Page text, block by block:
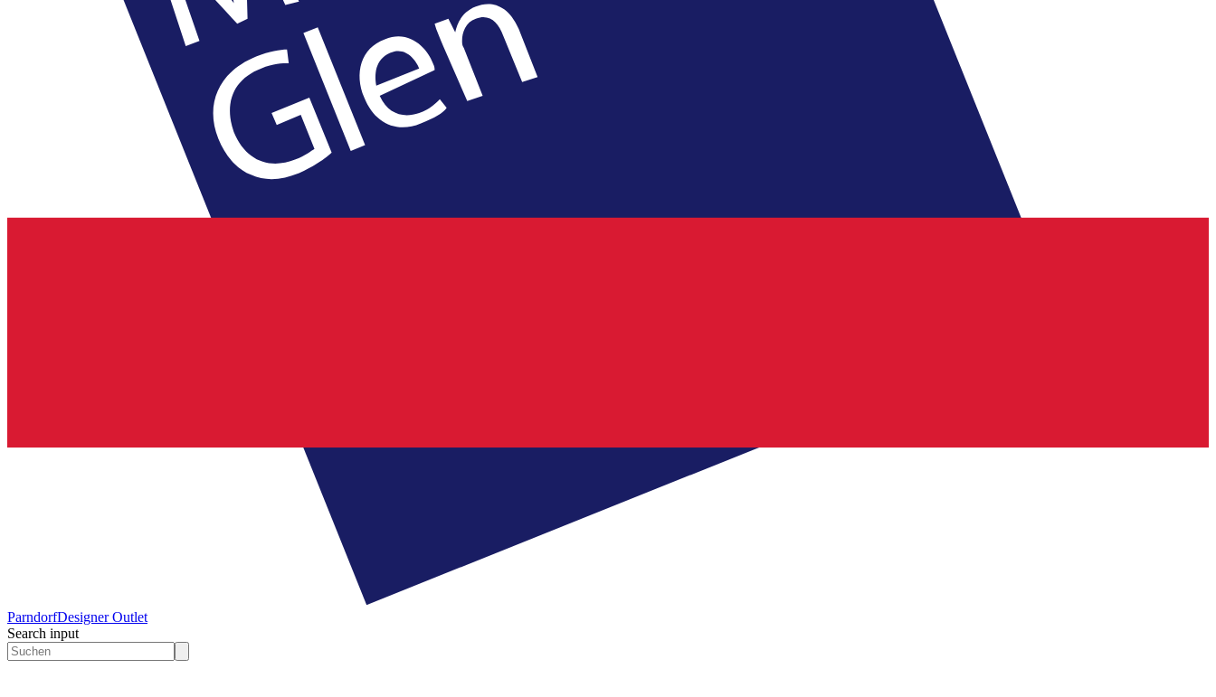
ParndorfDesigner Outlet
Search input